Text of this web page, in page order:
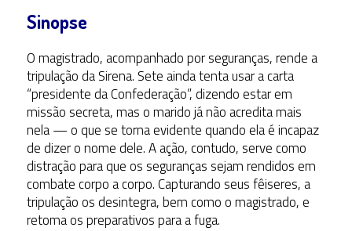
Sinopse
O magistrado, acompanhado por seguranças, rende a
tripulação da Sirena. Sete ainda tenta usar a carta
“presidente da Confederação”, dizendo estar em
missão secreta, mas o marido já não acredita mais
nela — o que se torna evidente quando ela é incapaz
de dizer o nome dele. A ação, contudo, serve como
distração para que os seguranças sejam rendidos em
combate corpo a corpo. Capturando seus fêiseres, a
tripulação os desintegra, bem como o magistrado, e
retoma os preparativos para a fuga.